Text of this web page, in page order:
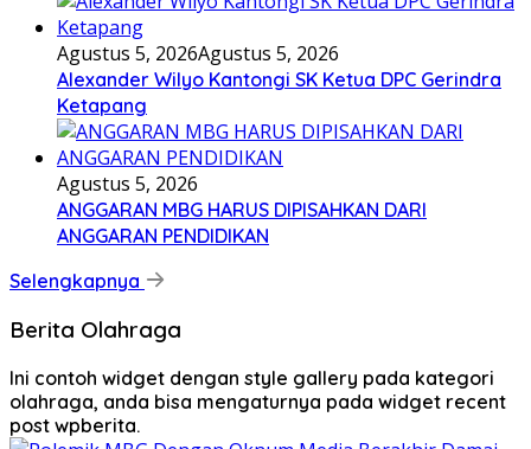
Agustus 5, 2026Agustus 5, 2026
Alexander Wilyo Kantongi SK Ketua DPC Gerindra
Ketapang
Agustus 5, 2026
ANGGARAN MBG HARUS DIPISAHKAN DARI
ANGGARAN PENDIDIKAN
Selengkapnya
Berita Olahraga
Ini contoh widget dengan style gallery pada kategori
olahraga, anda bisa mengaturnya pada widget recent
post wpberita.